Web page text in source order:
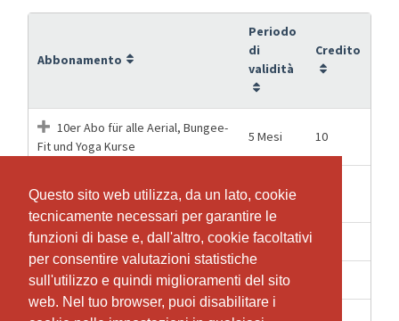
Questo sito web utilizza, da un lato, cookie
tecnicamente necessari per garantire le
funzioni di base e, dall'altro, cookie facoltativi
per consentire valutazioni statistiche
sull'utilizzo e quindi miglioramenti del sito
web. Nel tuo browser, puoi disabilitare i
Questo sito web utilizza, da un lato, cookie
tecnicamente necessari per garantire le
funzioni di base e, dall'altro, cookie facoltativi
per consentire valutazioni statistiche
sull'utilizzo e quindi miglioramenti del sito
web. Nel tuo browser, puoi disabilitare i
Abbonamento
Periodo
di
validità
Credito
10er Abo für alle Aerial, Bungee-
Fit und Yoga Kurse
5 Mesi 10
Bungee-Fit und Yoga Kurse
4 Mesi
Einzeleintritt 2 Mesi
Schnupperkurs Abo 4 Mesi
4 Mesi